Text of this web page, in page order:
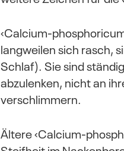
‹Calcium-
langweilen sich rasch,
Schlaf). Sie sind
abzulenken, nicht an
verschlimmern.
Ältere ‹Calcium-